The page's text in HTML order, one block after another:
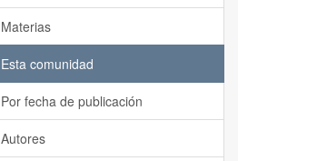
Materias
Esta comunidad
Por fecha de publicación
Autores